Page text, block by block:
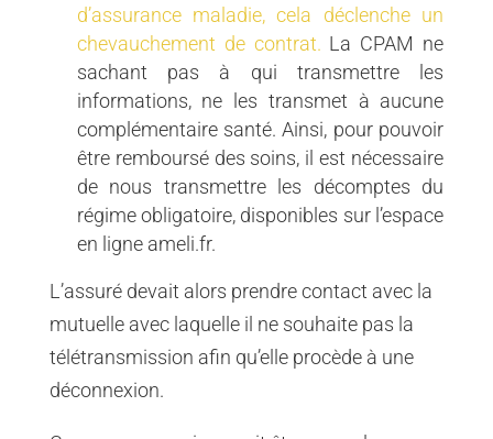
d’assurance maladie, cela déclenche un
chevauchement de contrat. La CPAM ne
sachant pas à qui transmettre les
informations, ne les transmet à aucune
complémentaire santé. Ainsi, pour pouvoir
être remboursé des soins, il est nécessaire
de nous transmettre les décomptes du
régime obligatoire, disponibles sur l’espace
en ligne ameli.fr.
L’assuré devait alors prendre contact avec la
mutuelle avec laquelle il ne souhaite pas la
télétransmission afin qu’elle procède à une
déconnexion.